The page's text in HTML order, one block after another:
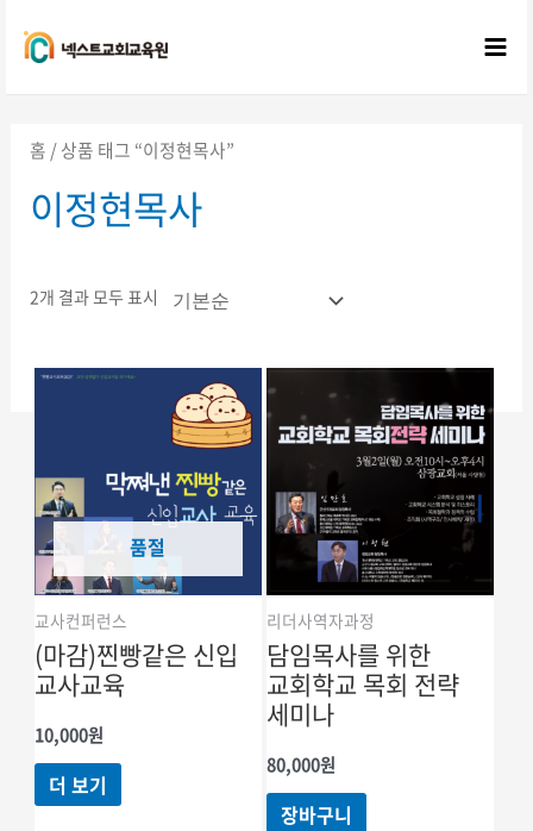
건너뛰기
홈 / 상품 태그 “이정현목사”
이정현목사
2개 결과 모두 표시
품절
교사컨퍼런스
(마감)찐빵같은 신입
교사교육
10,000원
더 보기
리더사역자과정
담임목사를 위한
교회학교 목회 전략
세미나
80,000원
장바구니